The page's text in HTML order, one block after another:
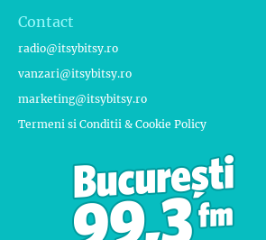
Contact
radio@itsybitsy.ro
vanzari@itsybitsy.ro
marketing@itsybitsy.ro
Termeni si Conditii & Cookie Policy